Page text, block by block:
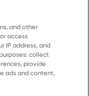
and other
access
IP address, and
collect
provide
ads and content,